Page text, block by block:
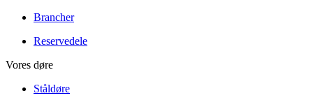
Brancher
Reservedele
Vores døre
Ståldøre